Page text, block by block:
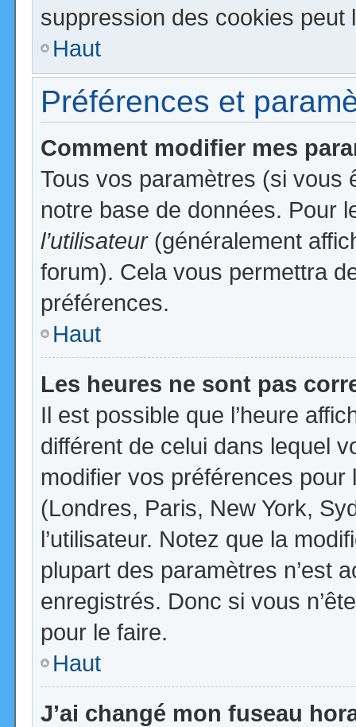
suppression des cookies peut
Haut
Préférences et
Comment modifier mes
Tous vos paramètres (si vous
notre base de données. Pour
l’utilisateur(généralement
forum). Cela vous permettra
préférences.
Haut
Les heures ne sont pas
Il est possible que l’heure
différent de celui dans lequel
modifier vos préférences
(Londres, Paris, New York,
l’utilisateur. Notez que la
plupart des paramètres n’est
enregistrés. Donc si vous
pour le faire.
Haut
J’ai changé mon fuseau